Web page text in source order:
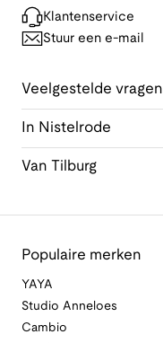
Klantenservice
Stuur een e-mail
Veelgestelde vragen
In Nistelrode
Van Tilburg
Populaire merken
YAYA
Studio Anneloes
Cambio